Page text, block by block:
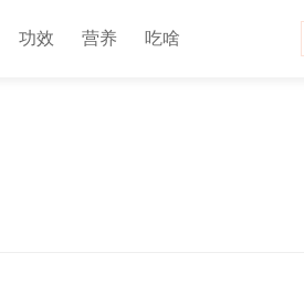
功效 营养 吃啥